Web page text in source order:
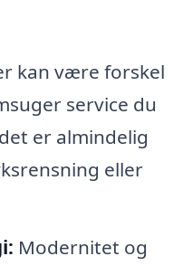
kan være forskel
service du
er almindelig
eller
Modernitet og